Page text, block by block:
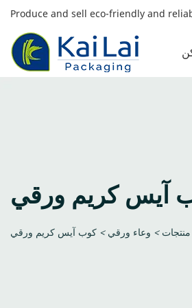
Produce and sell eco-friendly and
آيس كريم ورقي
منتجات > وعاء ورقي > كوب آيس كريم ورقي